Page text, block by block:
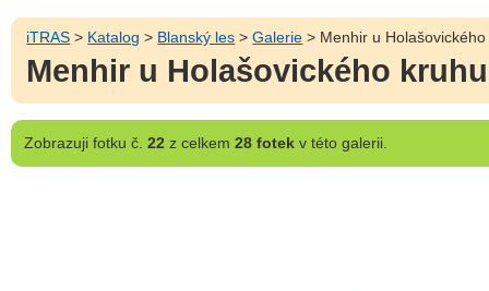
iTRAS > Katalog > Blanský les >Galerie > Menhir u
Menhir u Holašovického
Zobrazujifotku č. 22 z celkem 28 fotekv této galerii.